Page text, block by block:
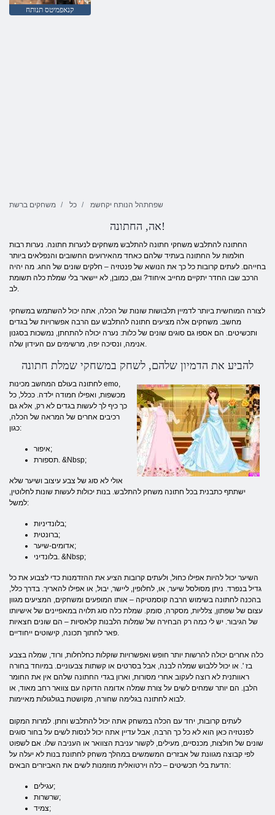
קנאפמיטס תנותח
משחקים ברשת כל שפחתהל הנותח יקחשמ
אה, החתונה!
החתונה להתלבש משחקי חתונה להתלבש משחקים לנערות חתונה. נערות רבות
חולמות על החתונה בעתיד שלהם כאחד מהאירועים החשובים והנפלאים ביותר
בחייהם. לעתים קרובות כל כך את הנושא של פנטזיה – חלקים שונים של החג. מה יהיה
הרכב שבו החדר יתקיים מחייב איחוד? וגם, כמובן, לא יישאר בלי שמלת כלה תשומת
לב.
לצורה המוחשית ביותר לדמיין תלבושות שונות של הכלה, אתה יכול להשתמש במשחקי
מחשב. משחקים אלה מציעים חתונה להתלבש עם הרבה אפשרויות של בגדים
ותכשיטים. הם אספו גם סוגים שונים של כלות: נערה יכולה להתחתן, נמשכות בסגנון
אנימה, ונסיכה יפה, מרשימים עם העידון שלה.
להביע את הדמיון שלהם, לשחק במשחקי שמלת חתונה
לחתונה בעולם המחשב מכינות emo,
מכשפות, ואפילו חמודה ילדה. ככלל, כל
כך כיף לך לעשות בגדים לא רק, אלא גם
רכיבים אחרים של המראה של הכלה,
כגון:
איפור;
תספורת. &Nbsp;
אולי לא סוג של צבע עיצוב ושיער שלא
ישתתף כתבנית בכל חתונה משחק להתלבש. בנות יכולות לעשות שונות לחלוטין,
למשל:
בלונדיניות;
ברונטית;
אדומים-שיער;
בלונדיני. &Nbsp;
השיער יכול להיות אפילו כחול, ולעתים קרובות הציע את ההזדמנות כדי לצבוע את כל
גדיל בנפרד. ניתן מסולסל שיער, או, לחלופין, ליישר, יבול, או אפילו להאריך. בדרך כלל,
בהכנה לחתונה בשימוש הרבה קוסמטיקה – אותו המופעים ומשחקים, המציעים מגוון
עצום של שפתון, צלליות, מסקרה, סומק. שמלת כלה סוג תלויה במאפיינים של אישיותו
של הגיבור. יש לי כמה רק הבחירה של שמלות הלבנות קלאסיות – הם שונים חצאיות
פאר לחתוך תכונה, קישוטים ייחודיים.
כלה אחרים יכולה להרשות יותר חופש ואפשרויות שוקלות כחלחלות, ורוד, שמלה בצבע
בז '. או יכול ללבוש שמלה לבנה, אבל בסרטים או קשתות צבעוניים. במיוחד בחורה
ראוותנית לא רוצה לעקוב אחרי מסורות, וארון בגדי החתונה שלהם אין את החומר
הלבן. הם יותר שמחים לשים על צורת שמלה אדומה הדוקה עם צוואר רחב מאוד, או
לבוא לחתונה בגלימה שחורה, מקושטת בגולגולות מאיימות.
לעתים קרובות, יחד עם הכלה במשחק אתה יכול להתלבש וחתן. למרות המקום
לפנטזיה כאן הוא לא כל כך הרבה, אבל עדיין אתה יכול לנסות לשים על בחור סוגים
שונים של חולצות, מכנסיים, מעילים, לקשור עניבת הצוואר או העניבה שלו. אם לשפוט
לפי קבוצה מגוונת של אבזרים המשמשים במהלך משחק לחתונת בנות לא יעלה על
הדעת בלי תכשיטים – כלה וירטואלית מוזמנות לשים את האביזרים הבאים:
עגילים;
שרשרות;
צמיד;